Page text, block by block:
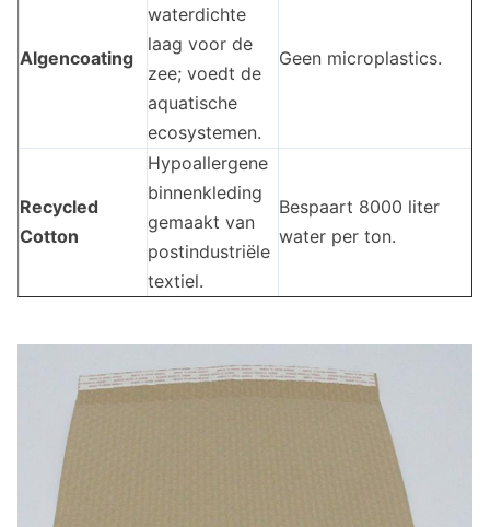
Algencoating
waterdichte
laag voor de
zee; voedt de
aquatische
ecosystemen.
Geen microplastics.
Recycled
Cotton
Hypoallergene
binnenkleding
gemaakt van
postindustriële
textiel.
Bespaart 8000 liter
water per ton.